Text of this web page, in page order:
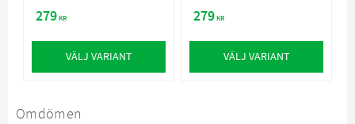
Omdömen
279KR
VÄLJ VARIANT
279KR
VÄLJ VARIANT